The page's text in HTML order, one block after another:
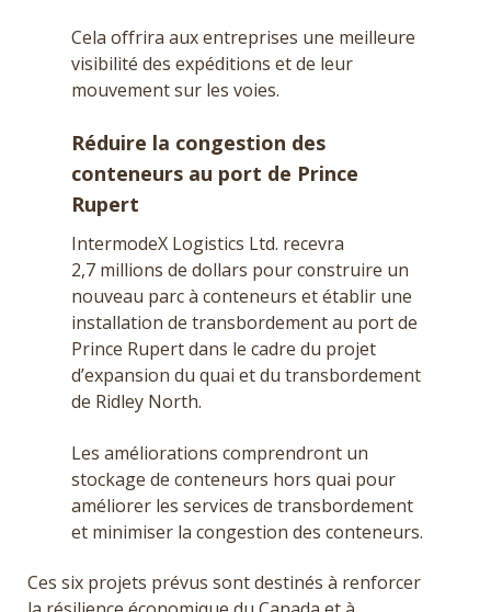
Cela offrira aux entreprises une meilleure
visibilité des expéditions et de leur
mouvement sur les voies.
Réduire la congestion des
conteneurs au port de Prince
Rupert
IntermodeX Logistics Ltd. recevra
2,7 millions de dollars pour construire un
nouveau parc à conteneurs et établir une
installation de transbordement au port de
Prince Rupert dans le cadre du projet
d’expansion du quai et du transbordement
de Ridley North.
Les améliorations comprendront un
stockage de conteneurs hors quai pour
améliorer les services de transbordement
et minimiser la congestion des conteneurs.
Ces six projets prévus sont destinés à renforcer